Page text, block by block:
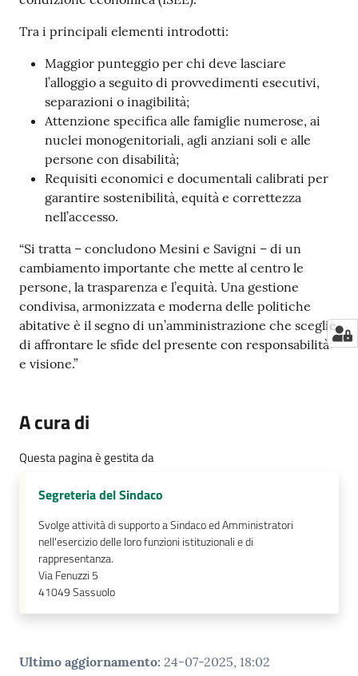
Tra i principali elementi introdotti:
Maggior punteggio per chi deve lasciare
l’alloggio a seguito di provvedimenti esecutivi,
separazioni o inagibilità;
Attenzione specifica alle famiglie numerose, ai
nuclei monogenitoriali, agli anziani soli e alle
persone con disabilità;
Requisiti economici e documentali calibrati per
garantire sostenibilità, equità e correttezza
nell’accesso.
“Si tratta – concludono Mesini e Savigni – di un
cambiamento importante che mette al centro le
persone, la trasparenza e l’equità. Una gestione
condivisa, armonizzata e moderna delle politiche
abitative è il segno di un’amministrazione che sceglie
di affrontare le sfide del presente con responsabilità
e visione.”
A cura di
Questa pagina è gestita da
Segreteria del Sindaco
Svolge attività di supporto a Sindaco ed Amministratori
nell'esercizio delle loro funzioni istituzionali e di
rappresentanza.
Via Fenuzzi 5
41049Sassuolo
Ultimo aggiornamento: 24-07-2025, 18:02